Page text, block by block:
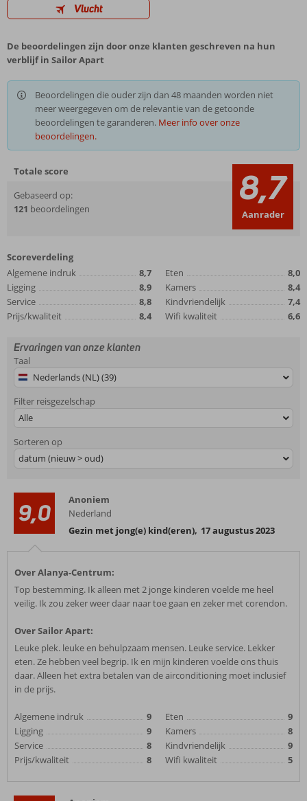
Vlucht
De beoordelingen zijn door onze klanten geschreven na hun
verblijf in Sailor Apart
Beoordelingen die ouder zijn dan 48 maanden worden niet
meer weergegeven om de relevantie van de getoonde
beoordelingen te garanderen. Meer info over onze
beoordelingen.
Totale score
Gebaseerd op:
121 beoordelingen 8,7
Aanrader
Scoreverdeling
Algemene indruk
8,7
Ligging
8,9
Service
8,8
Prijs/kwaliteit
8,4
Eten
8,0
Kamers
8,4
Kindvriendelijk
7,4
Wifi kwaliteit
6,6
Ervaringen van onze klanten
Taal
Nederlands (NL) (39)
Filter reisgezelschap
Alle
Sorteren op
datum (nieuw > oud)
9,0
Anoniem
Nederland
Gezin met jong(e) kind(eren), 17 augustus 2023
Over Alanya-Centrum:
Top bestemming. Ik alleen met 2 jonge kinderen voelde me heel
veilig. Ik zou zeker weer daar naar toe gaan en zeker met corendon.
Over Sailor Apart:
Leuke plek. leuke en behulpzaam mensen. Leuke service. Lekker
eten. Ze hebben veel begrip. Ik en mijn kinderen voelde ons thuis
daar. Alleen het extra betalen van de airconditioning moet inclusief
in de prijs.
Algemene indruk
9
Ligging
9
Service
8
Prijs/kwaliteit
8
Eten
9
Kamers
8
Kindvriendelijk
9
Wifi kwaliteit
5